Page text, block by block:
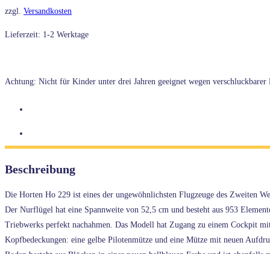
73,59 €
zzgl. Versandkosten
Lieferzeit: 1-2 Werktage
Achtung: Nicht für Kinder unter drei Jahren geeignet wegen verschluckbarer
Beschreibung
Die Horten Ho 229 ist eines der ungewöhnlichsten Flugzeuge des Zweiten
Der Nurflügel hat eine Spannweite von 52,5 cm und besteht aus 953
Triebwerks perfekt nachahmen. Das Modell hat Zugang zu einem Cockpit
Kopfbedeckungen: eine gelbe Pilotenmütze und eine Mütze mit neuen